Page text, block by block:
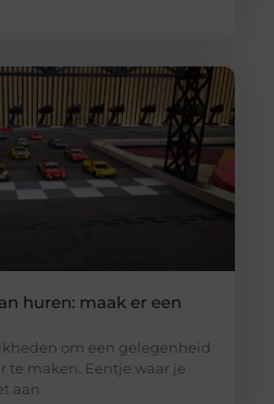
huren: maak er een
om een gelegenheid
te maken. Eentje waar je
aan